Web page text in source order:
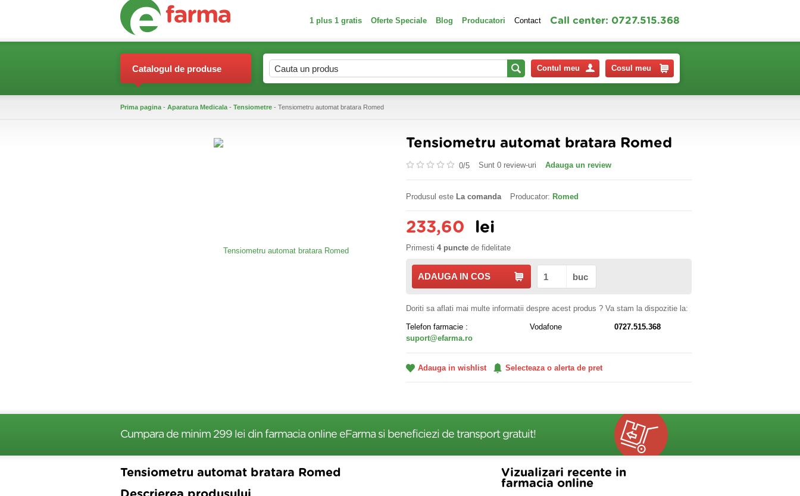
1 plus 1 gratis Oferte Speciale Blog Producatori Contact Call center: 0727.515.368
Catalogul de produse Contul meu Cosul meu
Prima pagina - Aparatura Medicala - Tensiometre - Tensiometru automat bratara Romed
Tensiometru automat bratara Romed
0/5 Sunt 0 review-uri Adauga un review
Produsul este La comanda Producator: Romed
233,60 lei
Primesti 4 puncte de fidelitate
ADAUGA IN COS buc
Doriti sa aflati mai multe informatii despre acest produs ? Va stam la dispozitie la:
Telefon farmacie : Vodafone
0727.515.368
suport@efarma.ro
Adauga in wishlist Selecteaza o alerta de pret
Cumpara de minim 299 lei din farmacia online eFarma si beneficiezi de transport gratuit!
Tensiometru automat bratara Romed
Vizualizari recente in
farmacia online